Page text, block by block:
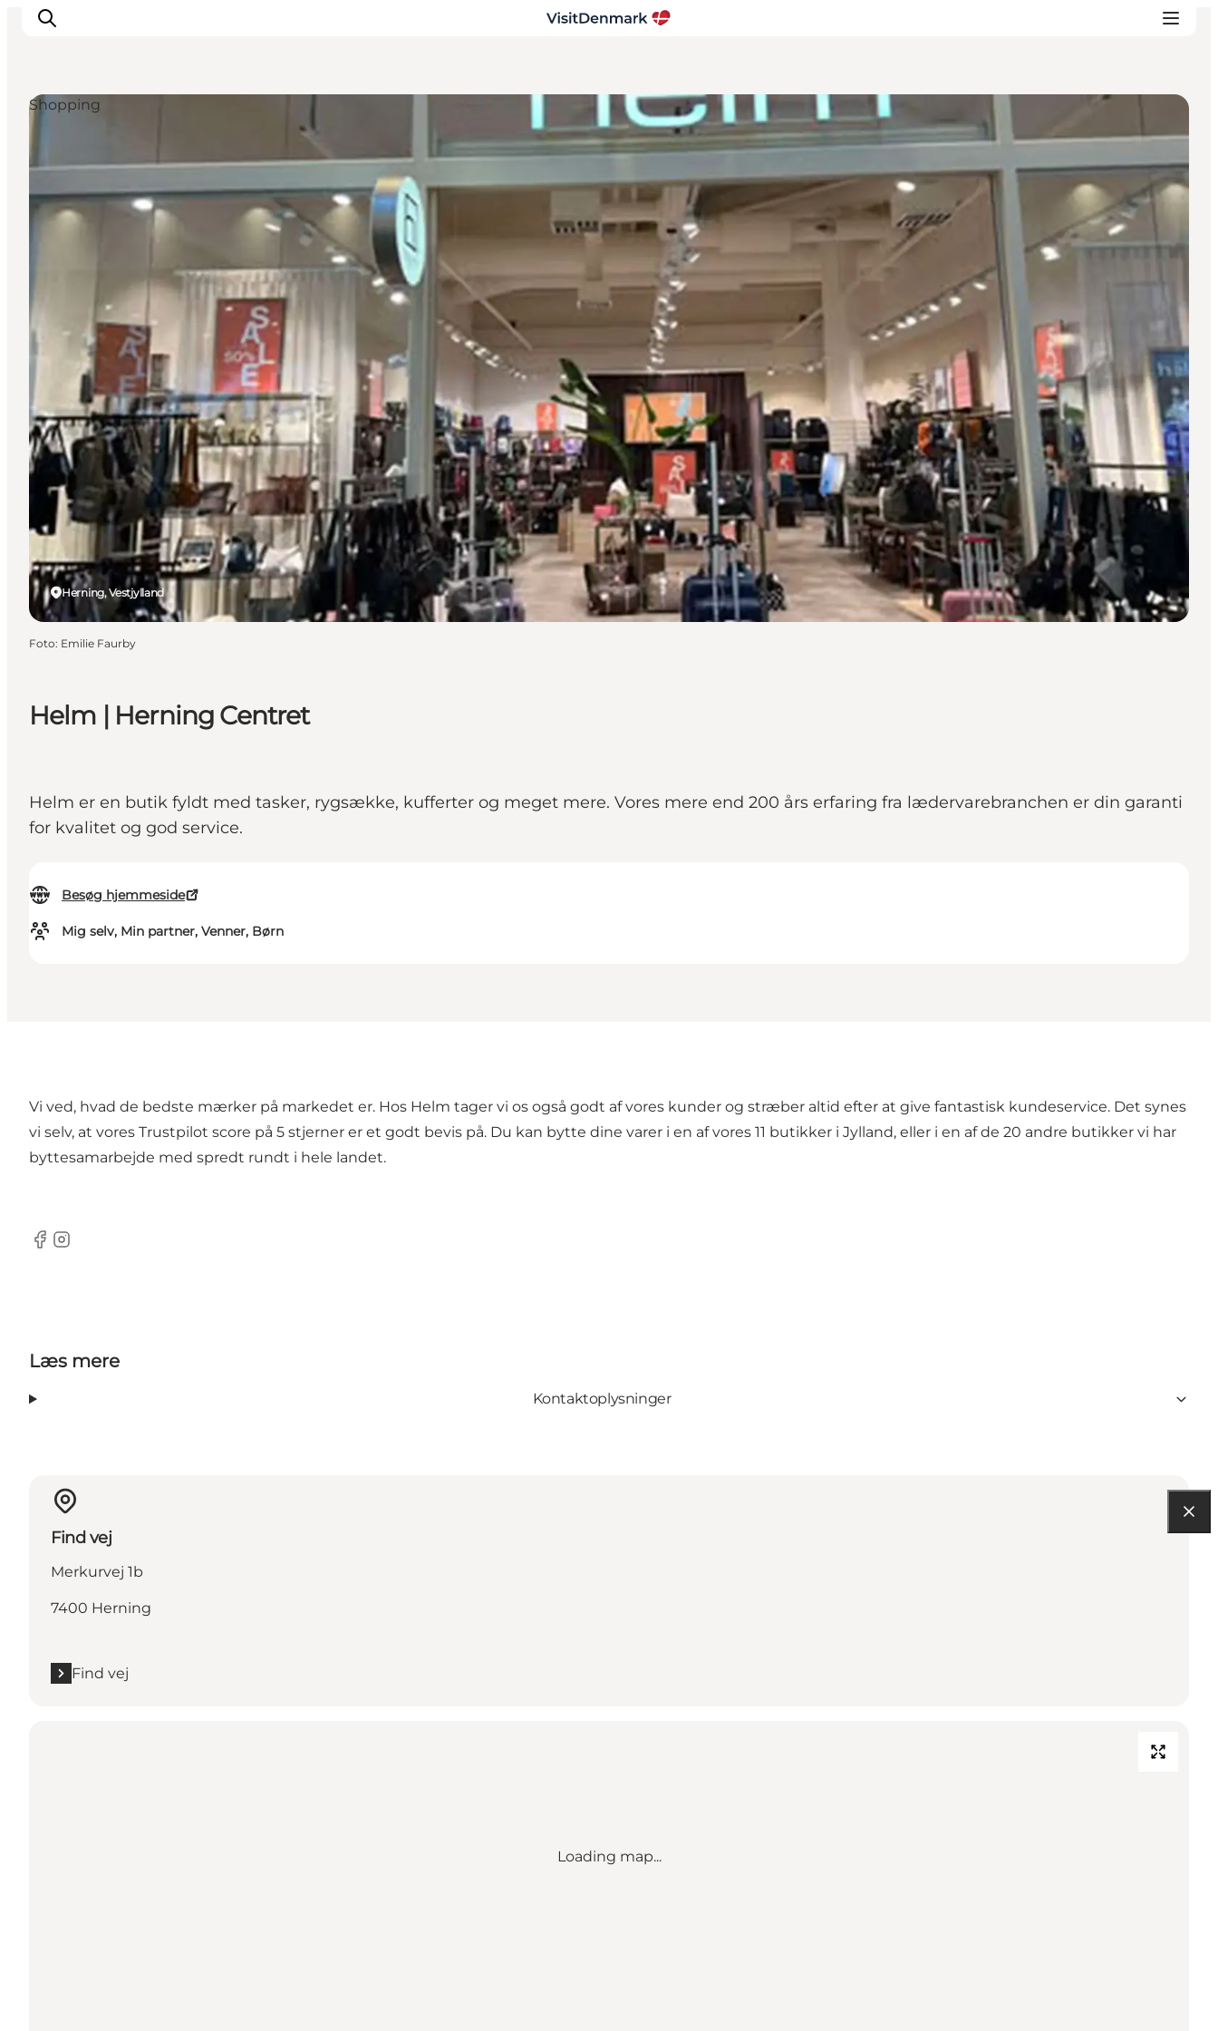
Oplevelser
Helm | Herning Centret
Helm er en butik fyldt med tasker, rygsække, kufferter og meget mere. Vores mere end 200 års erfaring fra lædervarebranchen er din garanti
for kvalitet og god service.
Besøg hjemmeside
Mig selv, Min partner, Venner, Børn
Herning, Vestjylland
Shopping
Foto: Emilie Faurby
Vi ved, hvad de bedste mærker på markedet er. Hos Helm tager vi os også godt af vores kunder og stræber altid efter at give fantastisk kundeservice. Det synes
vi selv, at vores Trustpilot score på 5 stjerner er et godt bevis på. Du kan bytte dine varer i en af vores 11 butikker i Jylland, eller i en af de 20 andre butikker vi har
byttesamarbejde med spredt rundt i hele landet.
Facebook
Instagram
Læs mere
Kontaktoplysninger
Find vej
Merkurvej 1b
7400 Herning
Find vej
Loading map...